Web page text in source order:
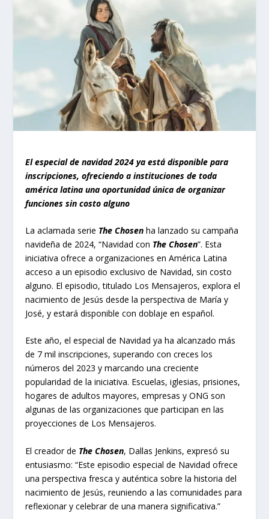
El especial de navidad 2024 ya está disponible para
inscripciones, ofreciendo a instituciones de toda
américa latina una oportunidad única de organizar
funciones sin costo alguno
La aclamada serie The Chosen ha lanzado su campaña
navideña de 2024, “Navidad con The Chosen”. Esta
iniciativa ofrece a organizaciones en América Latina
acceso a un episodio exclusivo de Navidad, sin costo
alguno. El episodio, titulado Los Mensajeros, explora el
nacimiento de Jesús desde la perspectiva de María y
José, y estará disponible con doblaje en español.
Este año, el especial de Navidad ya ha alcanzado más
de 7 mil inscripciones, superando con creces los
números del 2023 y marcando una creciente
popularidad de la iniciativa. Escuelas, iglesias, prisiones,
hogares de adultos mayores, empresas y ONG son
algunas de las organizaciones que participan en las
proyecciones de Los Mensajeros.
El creador de The Chosen, Dallas Jenkins, expresó su
entusiasmo: “Este episodio especial de Navidad ofrece
una perspectiva fresca y auténtica sobre la historia del
nacimiento de Jesús, reuniendo a las comunidades para
reflexionar y celebrar de una manera significativa.”